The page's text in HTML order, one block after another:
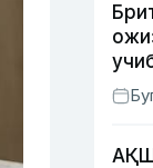
АҚШ